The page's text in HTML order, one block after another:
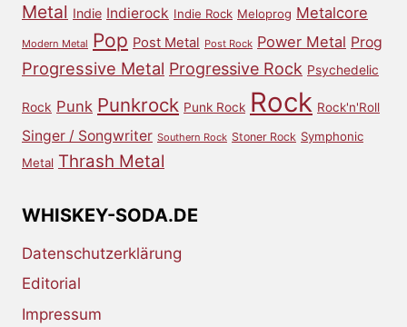
Metal Indie Indierock Indie Rock Meloprog Metalcore
Modern Metal Pop Post Metal Post Rock Power Metal Prog
Progressive Metal Progressive Rock Psychedelic
Rock Punk Punkrock Punk Rock Rock Rock'n'Roll
Singer / Songwriter Southern Rock Stoner Rock Symphonic
Metal Thrash Metal
WHISKEY-SODA.DE
Datenschutzerklärung
Editorial
Impressum